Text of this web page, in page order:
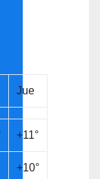
Jue
+11°
+10°